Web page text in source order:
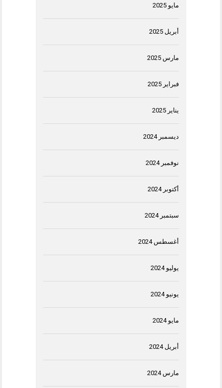
مايو 2025
أبريل 2025
مارس 2025
فبراير 2025
يناير 2025
ديسمبر 2024
نوفمبر 2024
أكتوبر 2024
سبتمبر 2024
أغسطس 2024
يوليو 2024
يونيو 2024
مايو 2024
أبريل 2024
مارس 2024